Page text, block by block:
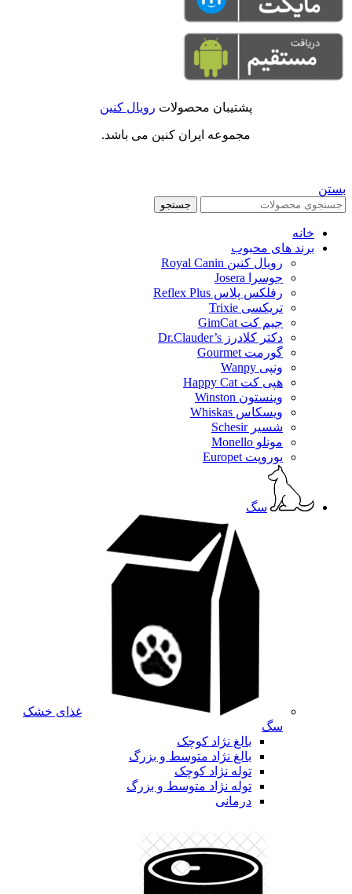
پشتیبان محصولات رویال کنین
مجموعه ایران کنین می باشد.
بستن
جستجو
خانه
برند های محبوب
رویال کنین Royal Canin
جوسرا Josera
رفلکس پلاس Reflex Plus
تریکسی Trixie
جیم کت GimCat
دکتر کلادرز Dr.Clauder’s
گورمت Gourmet
ونپی Wanpy
هپی کت Happy Cat
وینستون Winston
ویسکاس Whiskas
شسیر Schesir
مونلو Monello
یوروپت Europet
سگ
غذای خشک
سگ
بالغ نژاد کوچک
بالغ نژاد متوسط و بزرگ
توله نژاد کوچک
توله نژاد متوسط و بزرگ
درمانی